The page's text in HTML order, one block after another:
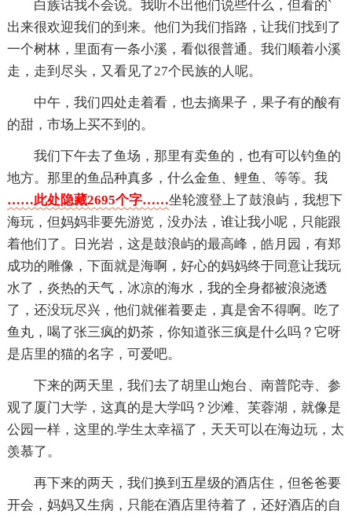
白族话我不会说。我听不出他们说些什么，但看的`
出来很欢迎我们的到来。他们为我们指路，让我们找到了
一个树林，里面有一条小溪，看似很普通。我们顺着小溪
走，走到尽头，又看见了27个民族的人呢。
中午，我们四处走着看，也去摘果子，果子有的酸有
的甜，市场上买不到的。
我们下午去了鱼场，那里有卖鱼的，也有可以钓鱼的
地方。那里的鱼品种真多，什么金鱼、鲤鱼、等等。我
……此处隐藏2695个字……坐轮渡登上了鼓浪屿，我想下
海玩，但妈妈非要先游览，没办法，谁让我小呢，只能跟
着他们了。日光岩，这是鼓浪屿的最高峰，皓月园，有郑
成功的雕像，下面就是海啊，好心的妈妈终于同意让我玩
水了，炎热的天气，冰凉的海水，我的全身都被浪浇透
了，还没玩尽兴，他们就催着要走，真是舍不得啊。吃了
鱼丸，喝了张三疯的奶茶，你知道张三疯是什么吗？它呀
是店里的猫的名字，可爱吧。
下来的两天里，我们去了胡里山炮台、南普陀寺、参
观了厦门大学，这真的是大学吗？沙滩、芙蓉湖，就像是
公园一样，这里的.学生太幸福了，天天可以在海边玩，太
羡慕了。
再下来的两天，我们换到五星级的酒店住，但爸爸要
开会，妈妈又生病，只能在酒店里待着了，还好酒店的自